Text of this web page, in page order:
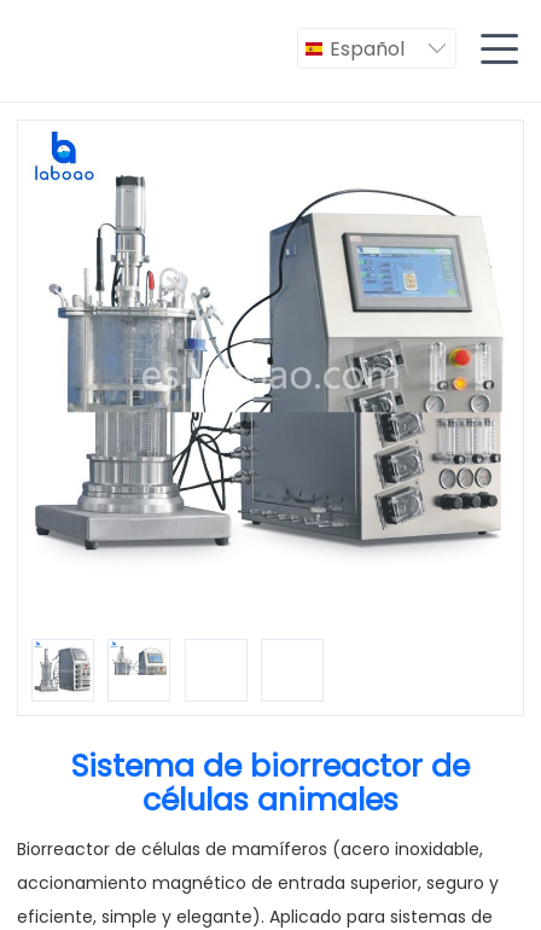
Español  
Sistema de biorreactor de
células animales
Biorreactor de células de mamíferos (acero inoxidable,
accionamiento magnético de entrada superior, seguro y
eficiente, simple y elegante). Aplicado para sistemas de